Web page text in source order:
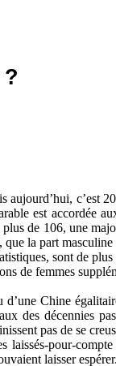
c’est
est accordée
de 106, une
que la part
sont de
de femmes
Chine
des décennies
pas de se
laissés-pour-
laisser